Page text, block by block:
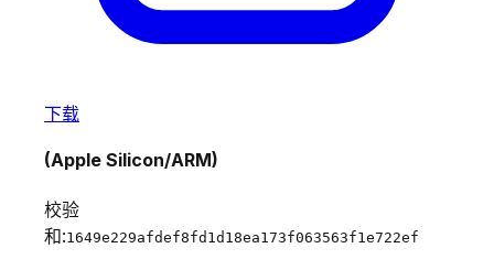
下载
(Apple Silicon/ARM)
校验
和:1649e229afdef8fd1d18ea173f063563f1e722ef